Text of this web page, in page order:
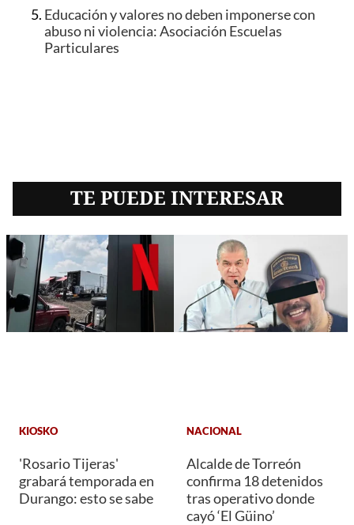
Educación y valores no deben imponerse con
abuso ni violencia: Asociación Escuelas
Particulares
TE PUEDE INTERESAR
KIOSKO
'Rosario Tijeras'
grabará temporada en
Durango: esto se sabe
NACIONAL
Alcalde de Torreón
confirma 18 detenidos
tras operativo donde
cayó ‘El Güino’